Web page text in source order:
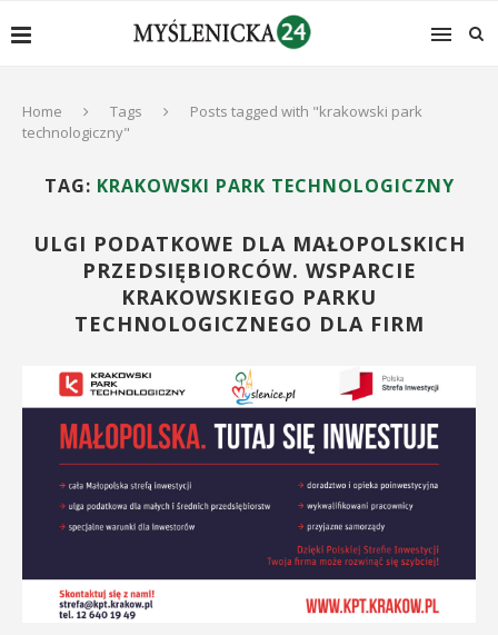
Home Tags
Posts tagged with "krakowski park
technologiczny"
TAG: KRAKOWSKI PARK TECHNOLOGICZNY
ULGI PODATKOWE DLA MAŁOPOLSKICH
PRZEDSIĘBIORCÓW. WSPARCIE
KRAKOWSKIEGO PARKU
TECHNOLOGICZNEGO DLA FIRM